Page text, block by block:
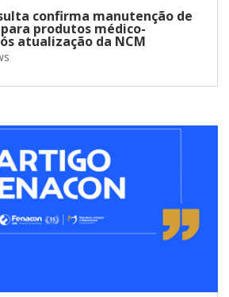
confirma manutenção de
produtos médico-
atualização da NCM